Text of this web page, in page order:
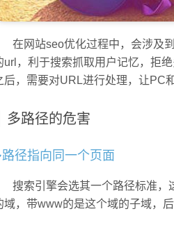
网站seo优化过程中，会涉及到
url，利于搜索抓取用户记忆，拒
后，需要对URL进行处理，让PC
多路径的危害
路径指向同一个页面
索引擎会选其一个路径标准，
域，带www的是这个域的子域，